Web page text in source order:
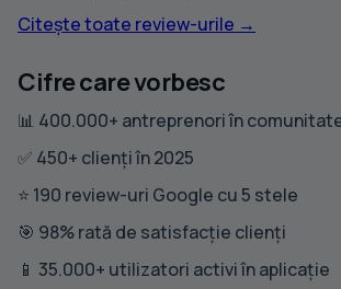
Citește toate review-urile →
Cifre care vorbesc
📊 400.000+ antreprenori în
✅ 450+ clienți în 2025
⭐ 190 review-uri Google cu 5 stele
🎯 98% rată de satisfacție clienți
📱 35.000+ utilizatori activi în aplicație